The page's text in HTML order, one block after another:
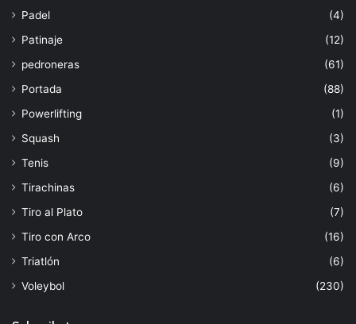
Padel
(4)
Patinaje
(12)
pedroneras
(61)
Portada
(88)
Powerlifting
(1)
Squash
(3)
Tenis
(9)
Tirachinas
(6)
Tiro al Plato
(7)
Tiro con Arco
(16)
Triatlón
(6)
Voleybol
(230)